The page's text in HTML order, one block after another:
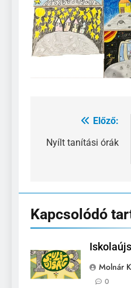
Bejegyzés
navigáció
Előző:
Nyílt tanítási órák
Kapcsolódó
Molnár
0